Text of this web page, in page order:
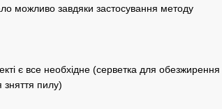
можливо завдяки застосування методу
є все необхідне (серветка для обезжирення
зняття пилу)